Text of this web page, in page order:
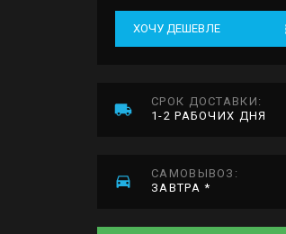
ХОЧУ ДЕШЕВЛЕ
СРОК ДОСТАВКИ:
1-2 РАБОЧИХ ДНЯ
САМОВЫВОЗ:
ЗАВТРА *